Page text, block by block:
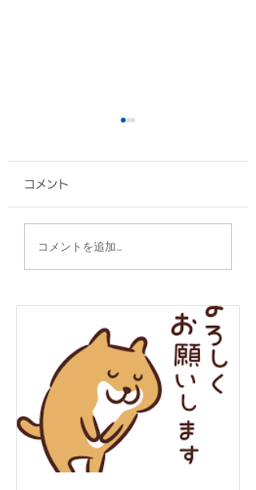
タンブラー/株式会社ス
ターハウジング 様
コメント
コメントを追加…